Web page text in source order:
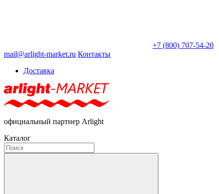
+7 (800) 707-54-20
mail@arlight-market.ru Контакты
Доставка
официальный партнер Arlight
Каталог